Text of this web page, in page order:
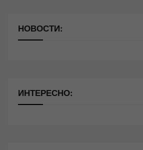
НОВОСТИ:
ИНТЕРЕСНО: